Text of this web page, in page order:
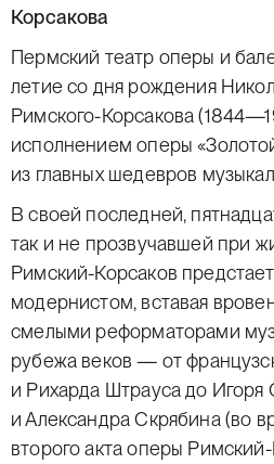
Корсакова
Пермский театр оперы и
летие со дня рождения
Римского-Корсакова
исполнением оперы
из главных шедевров
В своей последней,
так и не прозвучавшей при
Римский-Корсаков
модернистом, вставая
смелыми реформаторами
рубежа веков — от
и Рихарда Штрауса до Игоря
и Александра Скрябина (во
второго акта оперы